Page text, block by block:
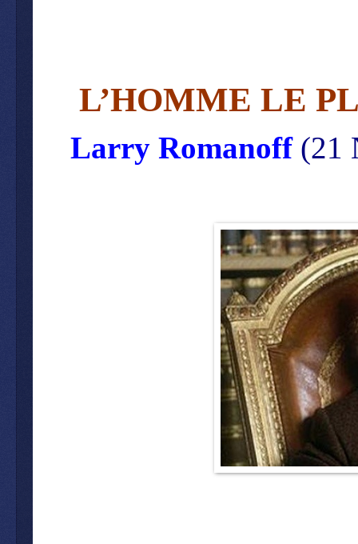
L’HOMME LE
Larry Romanoff(21